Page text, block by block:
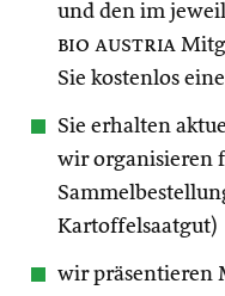
und den im
bio austria
Sie kostenlos eine
Sie erhalten
wir organisieren
Kartoffelsaatgut)
wir präsentieren